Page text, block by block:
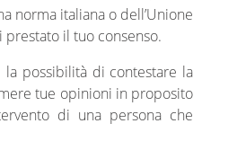
norma italiana o dell’Unione
prestato il tuo consenso.
la possibilità di contestare la
tue opinioni in proposito
di una persona che